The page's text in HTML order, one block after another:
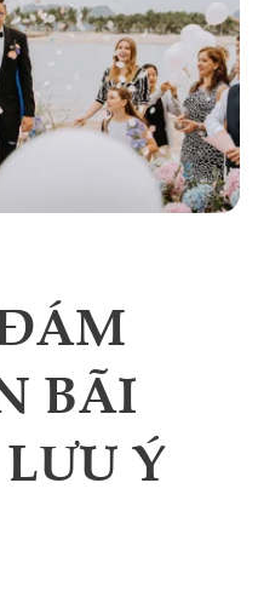
BÃI
Ý